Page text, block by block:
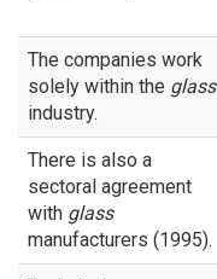
The companies work
solely within the glass
industry.
There is also a
sectoral agreement
with glass
manufacturers (1995).